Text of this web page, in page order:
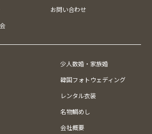
お問い合わせ
少人数婚・家族婚
韓国フォトウェディング
レンタル衣装
名物鯛めし
会社概要